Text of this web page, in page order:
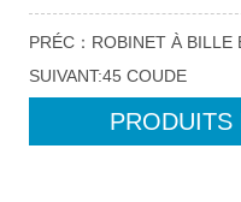
PRÉC： ROBINET À BILLE
SUIVANT:45 COUDE
PRODUITS